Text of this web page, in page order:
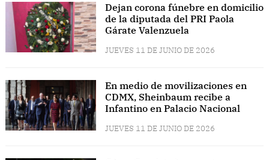
Dejan corona fúnebre en domicilio
de la diputada del PRI Paola
Gárate Valenzuela
JUEVES 11 DE JUNIO DE 2026
En medio de movilizaciones en
CDMX, Sheinbaum recibe a
Infantino en Palacio Nacional
JUEVES 11 DE JUNIO DE 2026